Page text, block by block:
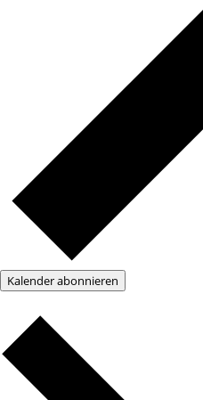
Kalender abonnieren